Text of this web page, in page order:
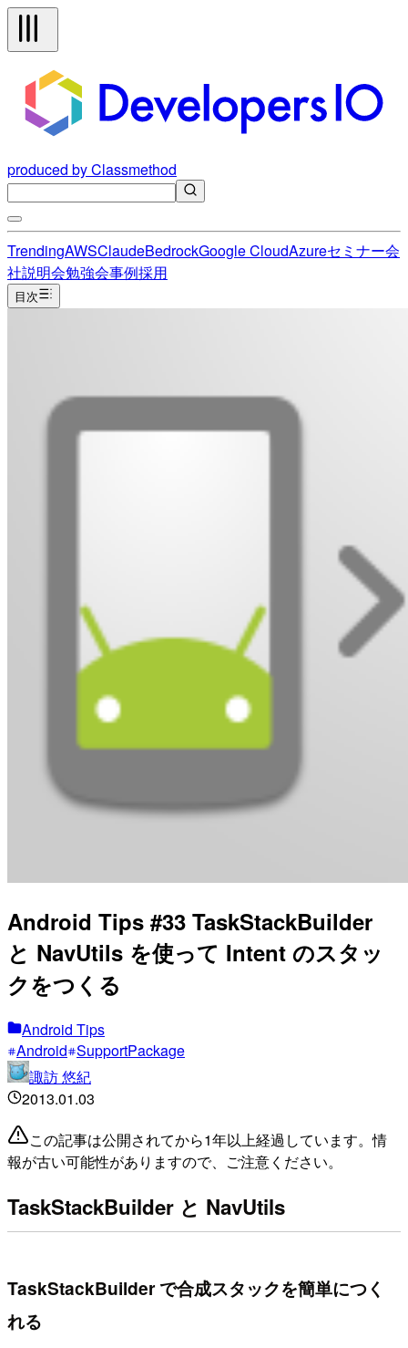
produced by Classmethod
TrendingAWSClaudeBedrockGoogle CloudAzureセミナー会
社説明会勉強会事例採用
目次
Android Tips #33 TaskStackBuilder
と NavUtils を使って Intent のスタッ
クをつくる
Android Tips
Android SupportPackage
諏訪 悠紀
2013.01.03
この記事は公開されてから1年以上経過しています。情
報が古い可能性がありますので、ご注意ください。
TaskStackBuilder と NavUtils
TaskStackBuilder で合成スタックを簡単につく
れる